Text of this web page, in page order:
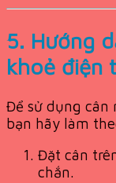
5. Hướng
khoẻ điện
Để sử dụng cân
bạn hãy làm
Đặt cân
chắn.